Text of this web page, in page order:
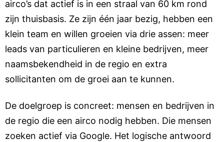
airco’s dat actief is in een straal van 60 km rond
zijn thuisbasis. Ze zijn één jaar bezig, hebben een
klein team en willen groeien via drie assen: meer
leads van particulieren en kleine bedrijven, meer
naamsbekendheid in de regio en extra
sollicitanten om de groei aan te kunnen.
De doelgroep is concreet: mensen en bedrijven in
de regio die een airco nodig hebben. Die mensen
zoeken actief via Google. Het logische antwoord